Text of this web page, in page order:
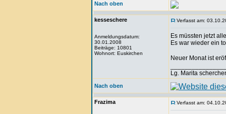
Nach oben
kesseschere
Anmeldungsdatum:
30.01.2008
Beiträge: 10801
Wohnort: Euskirchen
Verfasst am:
Es müssten jetzt
Es war wieder ein
Neuer Monat ist
Lg. Marita
Nach oben
Frazima Verfasst am: